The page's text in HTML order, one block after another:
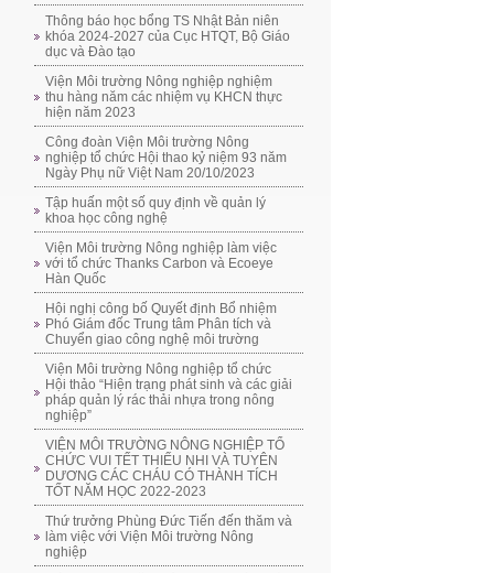
Thông báo học bổng TS Nhật Bản niên
khóa 2024-2027 của Cục HTQT, Bộ Giáo
dục và Đào tạo
Viện Môi trường Nông nghiệp nghiệm
thu hàng năm các nhiệm vụ KHCN thực
hiện năm 2023
Công đoàn Viện Môi trường Nông
nghiệp tổ chức Hội thao kỷ niệm 93 năm
Ngày Phụ nữ Việt Nam 20/10/2023
Tập huấn một số quy định về quản lý
khoa học công nghệ
Viện Môi trường Nông nghiệp làm việc
với tổ chức Thanks Carbon và Ecoeye
Hàn Quốc
Hội nghị công bố Quyết định Bổ nhiệm
Phó Giám đốc Trung tâm Phân tích và
Chuyển giao công nghệ môi trường
Viện Môi trường Nông nghiệp tổ chức
Hội thảo “Hiện trạng phát sinh và các giải
pháp quản lý rác thải nhựa trong nông
nghiệp”
VIỆN MÔI TRƯỜNG NÔNG NGHIỆP TỔ
CHỨC VUI TẾT THIẾU NHI VÀ TUYÊN
DƯƠNG CÁC CHÁU CÓ THÀNH TÍCH
TỐT NĂM HỌC 2022-2023
Thứ trưởng Phùng Đức Tiến đến thăm và
làm việc với Viện Môi trường Nông
nghiệp